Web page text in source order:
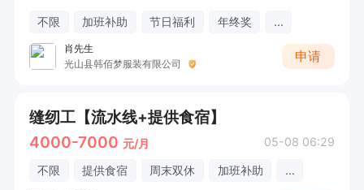
不限
加班补助 节日福利 年终奖 ...
肖先生
光山县韩佰梦服装有限公司
申请
缝纫工【流水线+提供食宿】
4000-7000 元/月 05-08 06:29
不限 提供食宿 周末双休 加班补助 ...